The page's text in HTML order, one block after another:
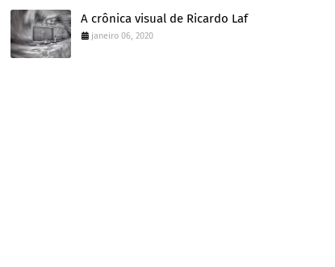
A crônica visual de Ricardo Laf
janeiro 06, 2020